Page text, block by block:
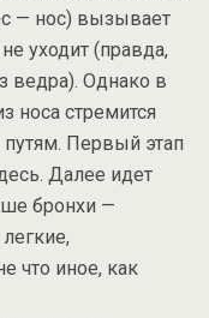
— нос) вызывает
уходит (правда,
ведра). Однако в
носа стремится
Первый этап
Далее идет
бронхи —
что иное, как